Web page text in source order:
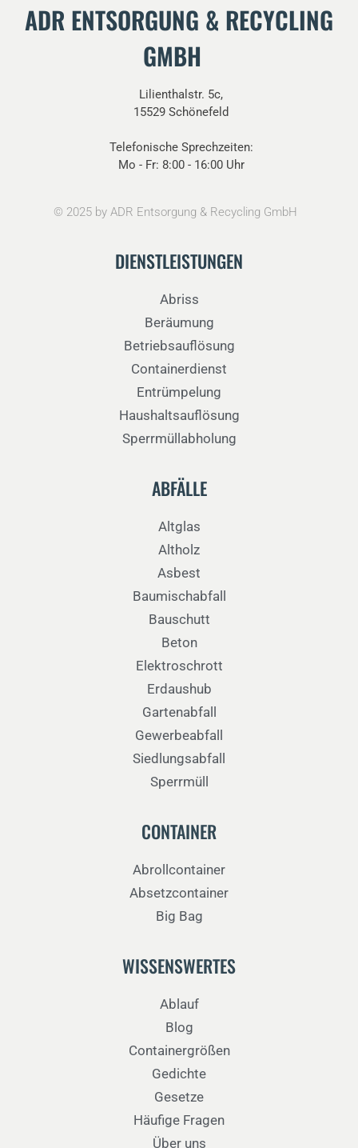
ADR ENTSORGUNG & RECYCLING
GMBH
Lilienthalstr. 5c,
15529 Schönefeld
Telefonische Sprechzeiten:
Mo - Fr: 8:00 - 16:00 Uhr
© 2025 by ADR Entsorgung & Recycling GmbH
DIENSTLEISTUNGEN
Abriss
Beräumung
Betriebsauflösung
Containerdienst
Entrümpelung
Haushaltsauflösung
Sperrmüllabholung
ABFÄLLE
Altglas
Altholz
Asbest
Baumischabfall
Bauschutt
Beton
Elektroschrott
Erdaushub
Gartenabfall
Gewerbeabfall
Siedlungsabfall
Sperrmüll
CONTAINER
Abrollcontainer
Absetzcontainer
Big Bag
WISSENSWERTES
Ablauf
Blog
Containergrößen
Gedichte
Gesetze
Häufige Fragen
Über uns